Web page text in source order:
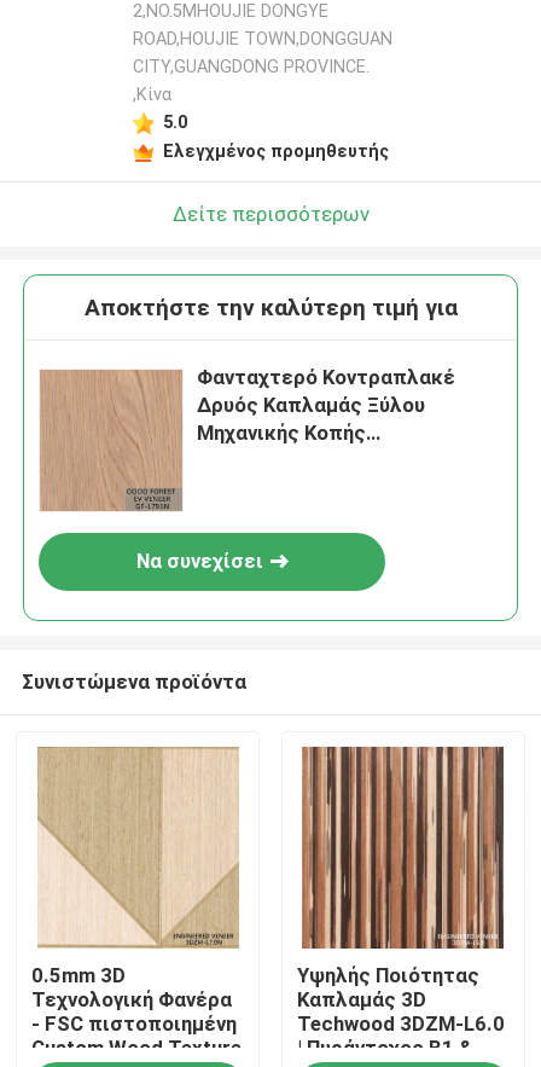
Προϊόντα
Σχετικά με εμάς
2,NO.5MHOUJIE DONGYE
ROAD,HOUJIE TOWN,DONGGUAN
CITY,GUANGDONG PROVINCE.
,Κίνα
5.0
Ελεγχμένος προμηθευτής
Δείτε περισσότερων
Αποκτήστε την καλύτερη τιμή για
Φανταχτερό Κοντραπλακέ
Δρυός Καπλαμάς Ξύλου
Μηχανικής Κοπής
Να συνεχίσει
Συνιστώμενα προϊόντα
0.5mm 3D
Τεχνολογική Φανέρα
- FSC πιστοποιημένη
Custom Wood Texture
Υψηλής Ποιότητας
Καπλαμάς 3D
Techwood 3DZM-L6.0
| Πυράντοχος B1 &